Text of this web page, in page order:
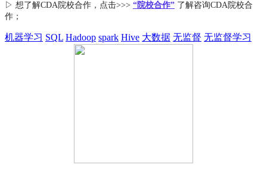
▷ 想了解CDA院校合作 ，点击>>> “院校合作” 了解咨询CDA院校合
作；
机器学习 SQL Hadoop spark Hive 大数据 无监督 无监督学习